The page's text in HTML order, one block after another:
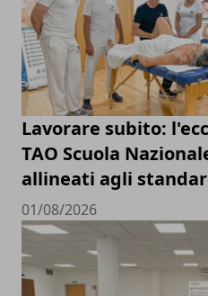
Lavorare subito:
TAO Scuola
allineati agli
01/08/2026